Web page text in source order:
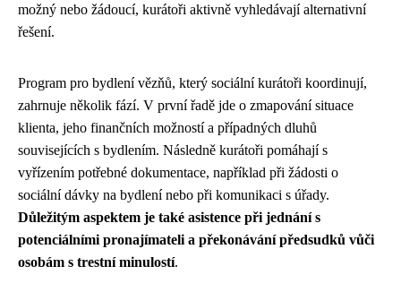
možný nebo žádoucí, kurátoři aktivně vyhledávají alternativní
řešení.
Program pro bydlení vězňů, který sociální kurátoři koordinují,
zahrnuje několik fází. V první řadě jde o zmapování situace
klienta, jeho finančních možností a případných dluhů
souvisejících s bydlením. Následně kurátoři pomáhají s
vyřízením potřebné dokumentace, například při žádosti o
sociální dávky na bydlení nebo při komunikaci s úřady.
Důležitým aspektem je také asistence při jednání s
potenciálními pronajímateli a překonávání předsudků vůči
osobám s trestní minulostí.